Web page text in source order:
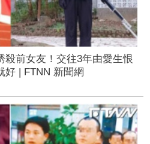
殺前女友！交往3年由愛生恨
| FTNN 新聞網